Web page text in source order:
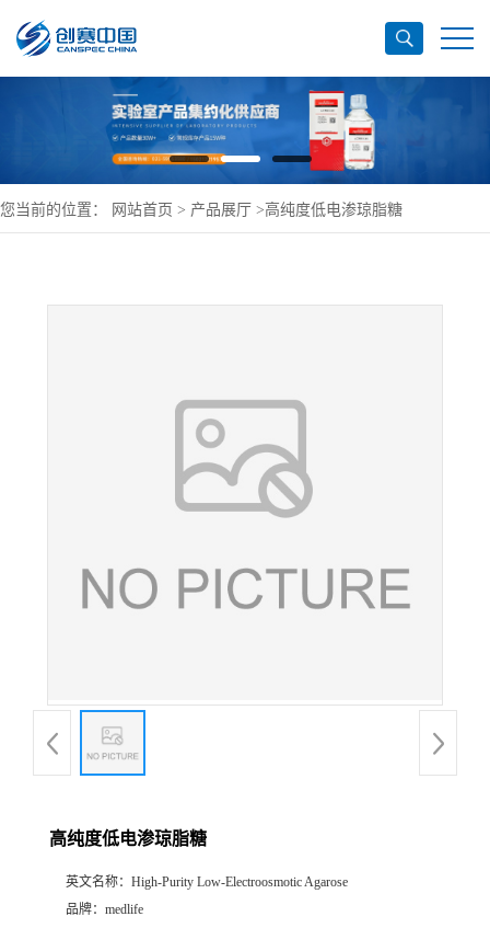
您当前的位置： 网站首页 > 产品展厅 >高纯度低电渗琼脂糖
高纯度低电渗琼脂糖
英文名称： High-Purity Low-Electroosmotic Agarose
品牌： medlife